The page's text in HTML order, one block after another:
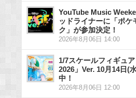
YouTube Music
ッドライナーに「ポケ
ク」が参加決定！
2026年8月06日 14:00
1/7スケールフィギュ
2026」Ver. 10月14日(
中！
2026年8月06日 12:00